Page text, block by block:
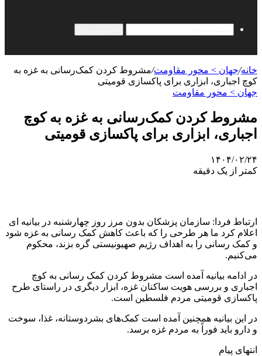
خانه/جهان > محور مقاومت/مشروط کردن کمک‌رسانی به غزه به
کوچ اجباری، ابزاری برای پاکسازی قومیتی
جهان > محور مقاومت
مشروط کردن کمک‌رسانی به غزه به کوچ
اجباری، ابزاری برای پاکسازی قومیتی
۱۴۰۴/۰۲/۲۴
کمتر از یک دقیقه
ارتباط فردا: سازمان پزشکان بدون مرز روز چهارشنبه در بیانیه ای
اعلام کرد ما هر طرحی را که باعث کاهش کمک رسانی به غزه شود
و کمک رسانی را به اهداف رژیم صهیونیستی گره بزند، محکوم
می‌کنیم.
در ادامه بیانیه آمده است مشروط کردن کمک رسانی به کوچ
اجباری و بررسی هویت ساکنان غزه، ابزار دیگری در راستای طرح
پاکسازی قومیتی مردم فلسطین است.
در این بیانیه همچنین آمده است کمک‌های بشردوستانه، غذا، سوخت
و دارو باید فوراً به مردم غزه برسد.
انتهای پیام